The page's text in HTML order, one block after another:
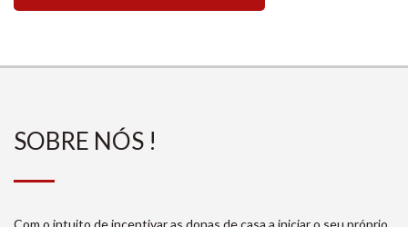
SOBRE NÓS !
Com o intuito de incentivar as donas de casa a iniciar o seu próprio